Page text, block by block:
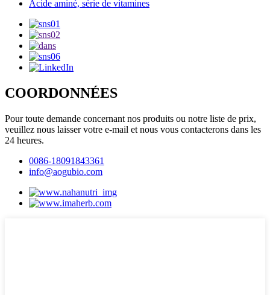
Acide aminé, série de vitamines
COORDONNÉES
Pour toute demande concernant nos produits ou notre liste de prix,
veuillez nous laisser votre e-mail et nous vous contacterons dans les
24 heures.
0086-18091843361
info@aogubio.com